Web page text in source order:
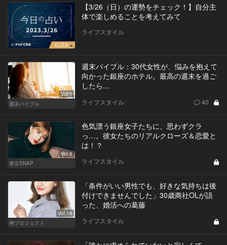
【3/26（日）の運勢をチェック！】自分主
体で楽しめることを考えてみて
ライフスタイル
Vol.1
週末バイブル
週末バイブル：30代女性が、悩みを抱えて
向かった銀座のホテル。最高の週末を過ご
したら…
ライフスタイル 40
Vol.6
東京SNAP
色気漂う銀座女子たちに、思わずクラ
っ…。彼女たちのリアルクローズ＆恋愛と
は！？
ライフスタイル
Vol.18
神プロジェクト
「条件がいい男性でも、好きな気持ちは後
付けできませんでした」30歳商社OLが語
った、婚活への葛藤
ライフスタイル